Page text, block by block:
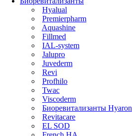
Hyalual
Premierpharm
Aquashine
Fillmed
IAL-system
Jalupro
Juvederm
Revi
Profhilo
Twac
Viscoderm
Биоревитализанты Hyaron
Revitacare
EL SOD